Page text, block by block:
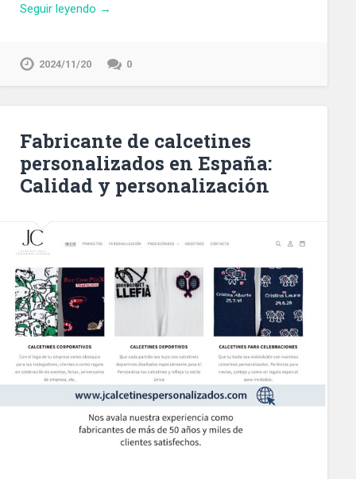
Seguir leyendo →
2024/11/20 0
Fabricante de calcetines
personalizados en España:
Calidad y personalización